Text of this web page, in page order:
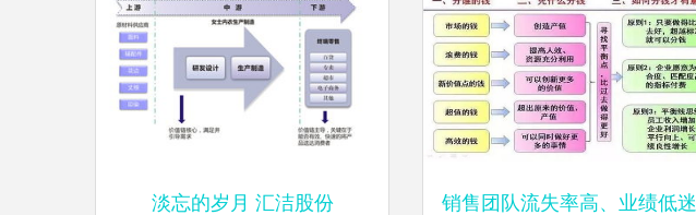
淡忘的岁月 汇洁股份 销售团队流失率高、业绩低迷